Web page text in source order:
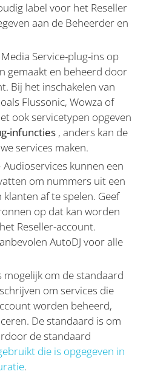
label voor het Reseller
aan de Beheerder en
Service-plug-ins op
gemaakt en beheerd door
Bij het inschakelen van
Flussonic, Wowza of
ook servicetypen opgeven
infuncties , anders kan de
services maken.
Audioservices kunnen een
om nummers uit een
af te spelen. Geef
op dat kan worden
Reseller-account.
AutoDJ voor alle
mogelijk om de standaard
om services die
worden beheerd,
De standaard is om
de standaard
die is opgegeven in
.